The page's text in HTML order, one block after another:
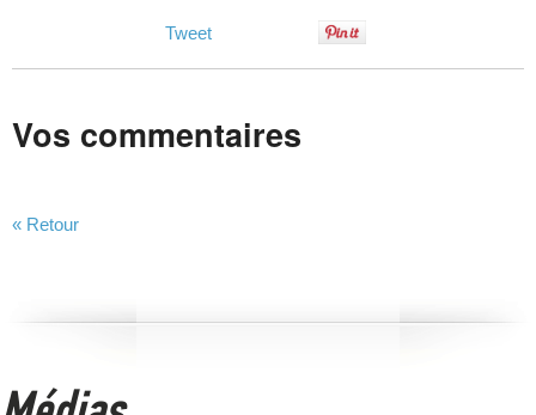
Tweet
Vos commentaires
« Retour